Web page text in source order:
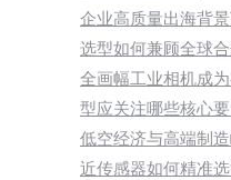
企业高质量出海背
选型如何兼顾全球
全画幅工业相机成
型应关注哪些核心要
低空经济与高端制
近传感器如何精准选